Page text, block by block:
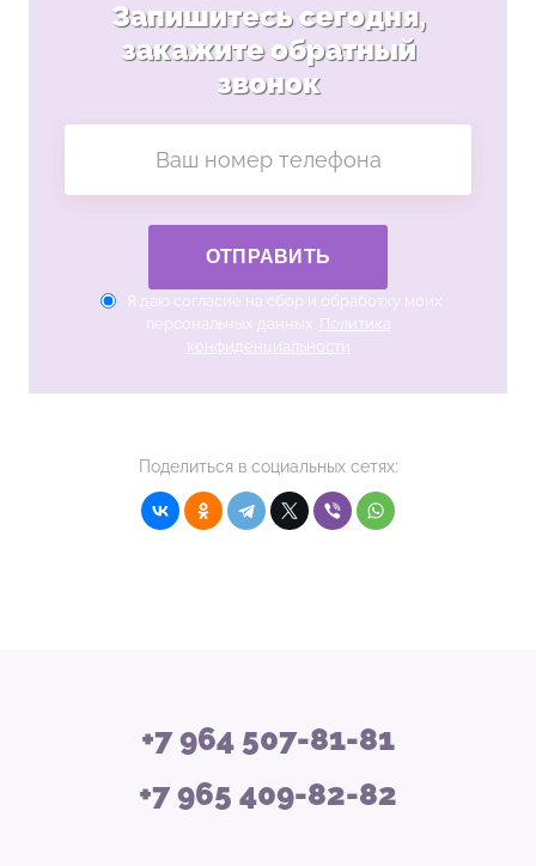
Запишитесь сегодня,
закажите обратный
звонок
ОТПРАВИТЬ
Я даю согласие на сбор и обработку моих
персональных данных. Политика
конфиденциальности
Поделиться в социальных сетях:
+7 964 507-81-81
+7 965 409-82-82